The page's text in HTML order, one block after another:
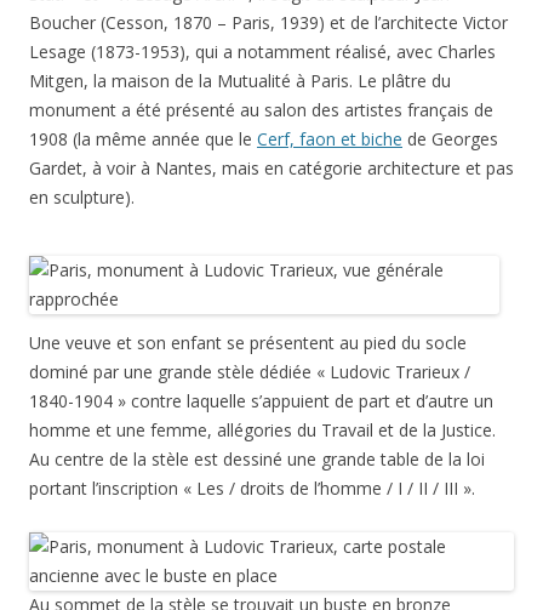
Boucher (Cesson, 1870 – Paris, 1939) et de l’architecte Victor
Lesage (1873-1953), qui a notamment réalisé, avec Charles
Mitgen, la maison de la Mutualité à Paris. Le plâtre du
monument a été présenté au salon des artistes français de
1908 (la même année que le Cerf, faon et biche de Georges
Gardet, à voir à Nantes, mais en catégorie architecture et pas
en sculpture).
Une veuve et son enfant se présentent au pied du socle
dominé par une grande stèle dédiée « Ludovic Trarieux /
1840-1904 » contre laquelle s’appuient de part et d’autre un
homme et une femme, allégories du Travail et de la Justice.
Au centre de la stèle est dessiné une grande table de la loi
portant l’inscription « Les / droits de l’homme / I / II / III ».
Au sommet de la stèle se trouvait un buste en bronze